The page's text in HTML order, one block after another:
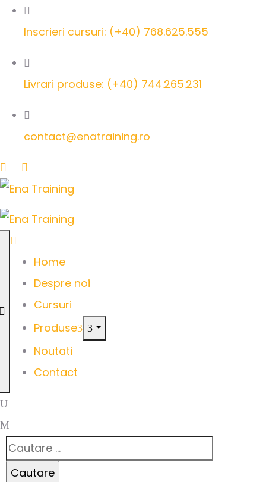
Inscrieri cursuri: (+40) 768.625.555
Livrari produse: (+40) 744.265.231
contact@enatraining.ro
Home
Despre noi
Cursuri
Produse
Noutati
Contact